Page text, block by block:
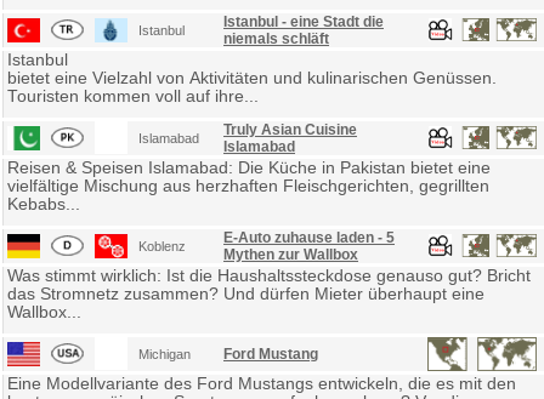
Istanbul
Istanbul - eine Stadt die
niemals schläft
Istanbul
bietet eine Vielzahl von Aktivitäten und kulinarischen Genüssen.
Touristen kommen voll auf ihre...
Islamabad
Truly Asian Cuisine
Islamabad
Reisen & Speisen Islamabad: Die Küche in Pakistan bietet eine
vielfältige Mischung aus herzhaften Fleischgerichten, gegrillten
Kebabs...
Koblenz
E-Auto zuhause laden - 5
Mythen zur Wallbox
Was stimmt wirklich: Ist die Haushaltssteckdose genauso gut? Bricht
das Stromnetz zusammen? Und dürfen Mieter überhaupt eine
Wallbox...
Michigan Ford Mustang
Eine Modellvariante des Ford Mustangs entwickeln, die es mit den